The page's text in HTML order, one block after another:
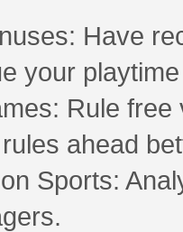
Have
your
Rule
ahead
Sports: